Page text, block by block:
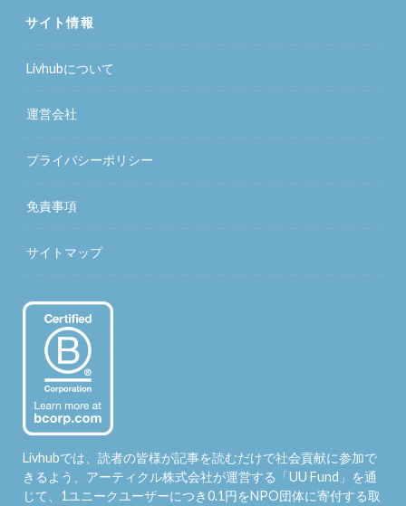
サイト情報
Livhubについて
運営会社
プライバシーポリシー
免責事項
サイトマップ
Livhubでは、読者の皆様が記事を読むだけで社会貢献に参加で
きるよう、アーティクル株式会社が運営する「UU Fund 」を通
じて、1ユニークユーザーにつき0.1円をNPO団体に寄付する取